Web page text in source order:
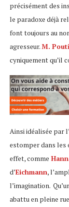
précisément des
le paradoxe déjà
font toujours au
agresseur.M.
cyniquement qu’il
Ainsi idéalisée par
estomper dans les
effet, comme
d’Eichmann,
l’imagination.
abattu en pleine